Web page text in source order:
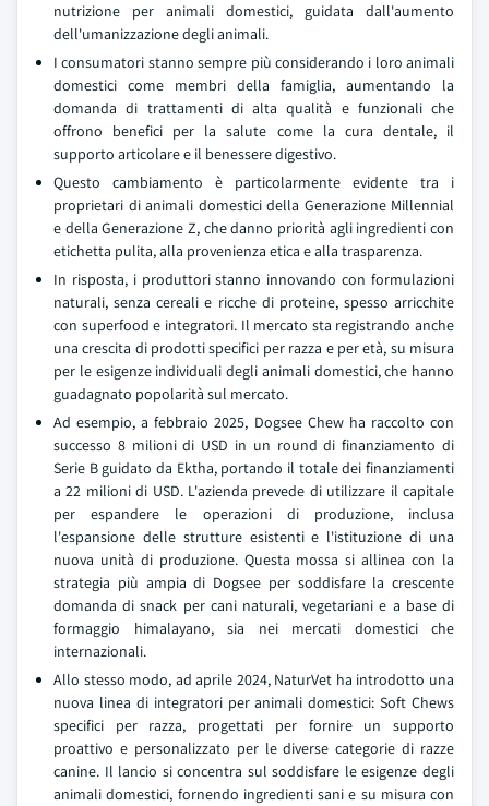
nutrizione per animali domestici, guidata dall'aumento
dell'umanizzazione degli animali.
I consumatori stanno sempre più considerando i loro animali
domestici come membri della famiglia, aumentando la
domanda di trattamenti di alta qualità e funzionali che
offrono benefici per la salute come la cura dentale, il
supporto articolare e il benessere digestivo.
Questo cambiamento è particolarmente evidente tra i
proprietari di animali domestici della Generazione Millennial
e della Generazione Z, che danno priorità agli ingredienti con
etichetta pulita, alla provenienza etica e alla trasparenza.
In risposta, i produttori stanno innovando con formulazioni
naturali, senza cereali e ricche di proteine, spesso arricchite
con superfood e integratori. Il mercato sta registrando anche
una crescita di prodotti specifici per razza e per età, su misura
per le esigenze individuali degli animali domestici, che hanno
guadagnato popolarità sul mercato.
Ad esempio, a febbraio 2025, Dogsee Chew ha raccolto con
successo 8 milioni di USD in un round di finanziamento di
Serie B guidato da Ektha, portando il totale dei finanziamenti
a 22 milioni di USD. L'azienda prevede di utilizzare il capitale
per espandere le operazioni di produzione, inclusa
l'espansione delle strutture esistenti e l'istituzione di una
nuova unità di produzione. Questa mossa si allinea con la
strategia più ampia di Dogsee per soddisfare la crescente
domanda di snack per cani naturali, vegetariani e a base di
formaggio himalayano, sia nei mercati domestici che
internazionali.
Allo stesso modo, ad aprile 2024, NaturVet ha introdotto una
nuova linea di integratori per animali domestici: Soft Chews
specifici per razza, progettati per fornire un supporto
proattivo e personalizzato per le diverse categorie di razze
canine. Il lancio si concentra sul soddisfare le esigenze degli
animali domestici, fornendo ingredienti sani e su misura con